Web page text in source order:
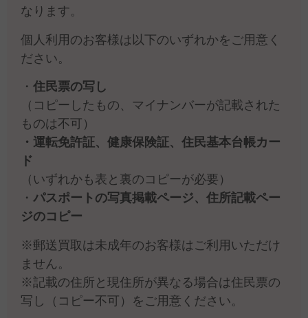
なります。
個人利用のお客様は以下のいずれかをご用意く
ださい。
・ 住民票の写し
（コピーしたもの、マイナンバーが記載された
ものは不可）
・運転免許証、健康保険証、住民基本台帳カー
ド
（いずれかも表と裏のコピーが必要）
・ パスポートの写真掲載ページ、住所記載ペー
ジのコピー
※郵送買取は未成年のお客様はご利用いただけ
ません。
※記載の住所と現住所が異なる場合は住民票の
写し（コピー不可）をご用意ください。